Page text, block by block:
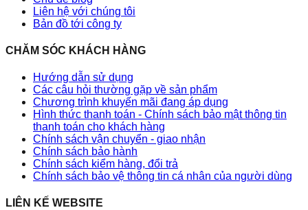
Liên hệ với chúng tôi
Bản đồ tới công ty
CHĂM SÓC KHÁCH HÀNG
Hướng dẫn sử dụng
Các câu hỏi thường gặp về sản phẩm
Chương trình khuyến mãi đang áp dụng
Hình thức thanh toán - Chính sách bảo mật thông tin
thanh toán cho khách hàng
Chính sách vận chuyển - giao nhận
Chính sách bảo hành
Chính sách kiểm hàng, đổi trả
Chính sách bảo vệ thông tin cá nhân của người dùng
LIÊN KẾ WEBSITE